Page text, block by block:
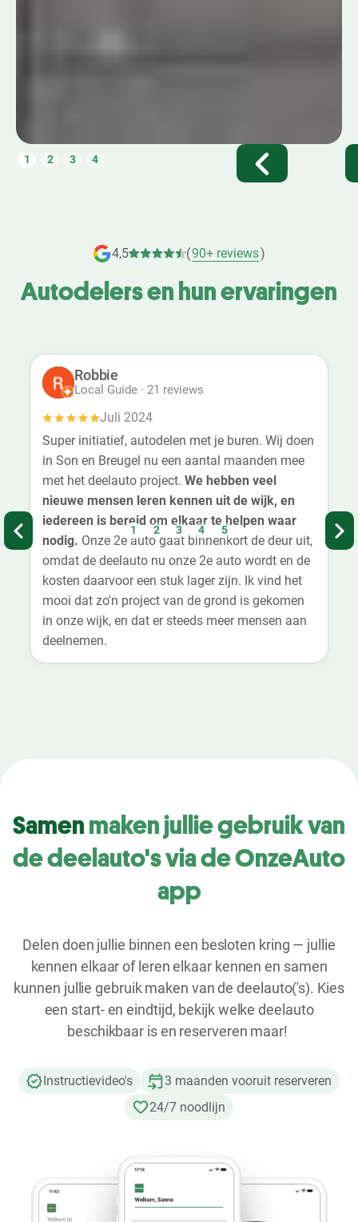
1 2 3 4
4,5 (90+ reviews)
Autodelers en hun ervaringen
Robbie
Local Guide · 21 reviews
Juli 2024
Super initiatief, autodelen met je buren. Wij doen
in Son en Breugel nu een aantal maanden mee
met het deelauto project. We hebben veel
nieuwe mensen leren kennen uit de wijk, en
iedereen is bereid om elkaar te helpen waar
nodig. Onze 2e auto gaat binnenkort de deur uit,
omdat de deelauto nu onze 2e auto wordt en de
kosten daarvoor een stuk lager zijn. Ik vind het
mooi dat zo'n project van de grond is gekomen
in onze wijk, en dat er steeds meer mensen aan
deelnemen.
1 2 3 4 5
Samen maken jullie gebruik van
de deelauto's via de OnzeAuto
app
Delen doen jullie binnen een besloten kring — jullie
kennen elkaar of leren elkaar kennen en samen
kunnen jullie gebruik maken van de deelauto('s). Kies
een start- en eindtijd, bekijk welke deelauto
beschikbaar is en reserveren maar!
Instructievideo's
3 maanden vooruit reserveren
24/7 noodlijn